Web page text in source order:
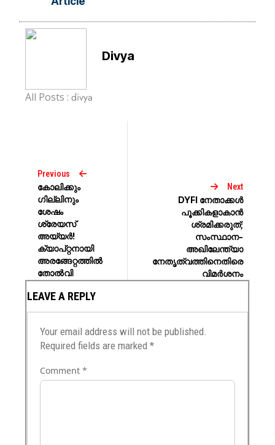
Divya
All Posts :divya
Previous
കോലിക്കും
ഗില്ലിനും
ശേഷം
ശ്രേയസ്
അയ്യര്‍!
ക്യാപ്റ്റനായി
അരങ്ങേറ്റത്തിൽ
തോൽവി
Next
DYFI നേതാക്കള്‍
പൂക്കികളാകാന്‍
ശ്രമിക്കരുത്;
സംസ്ഥാന-
അഖിലേന്ത്യാ
നേതൃത്വത്തിനെതിരെ
വിമർശനം
LEAVE A REPLY
Your email address will not be published.
Required fields are marked*
Comment*